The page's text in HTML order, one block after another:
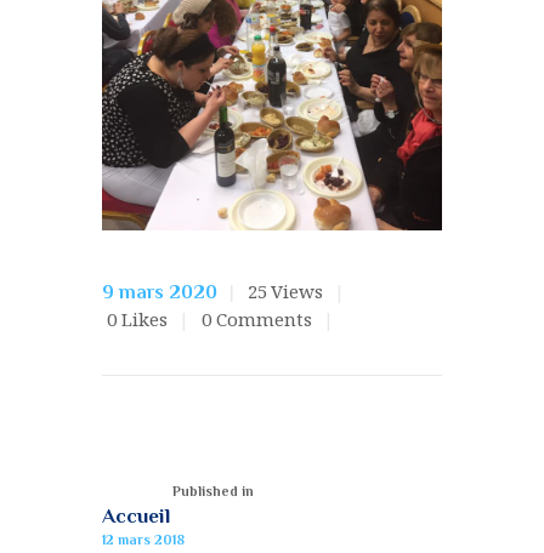
9 mars 2020 25 Views
0 Likes 0 Comments
Published in
Accueil
12 mars 2018